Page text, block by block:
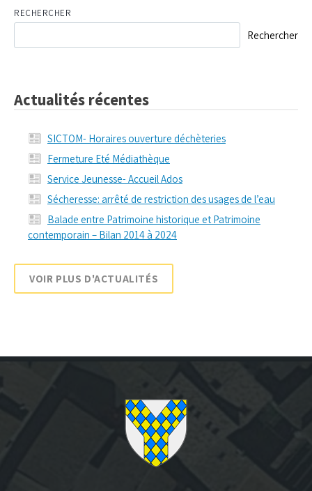
RECHERCHER
Rechercher
Actualités récentes
SICTOM- Horaires ouverture déchèteries
Fermeture Eté Médiathèque
Service Jeunesse- Accueil Ados
Sécheresse: arrêté de restriction des usages de l’eau
Balade entre Patrimoine historique et Patrimoine
contemporain – Bilan 2014 à 2024
VOIR PLUS D'ACTUALITÉS